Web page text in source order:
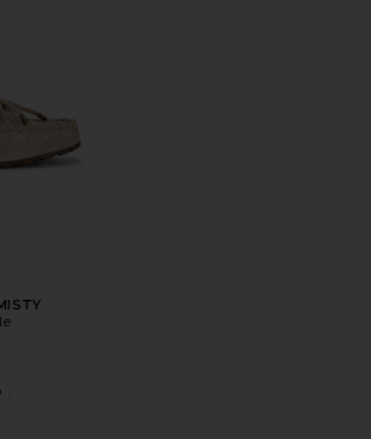
БОСОНОЖКИ THONG JELLY KITTEN